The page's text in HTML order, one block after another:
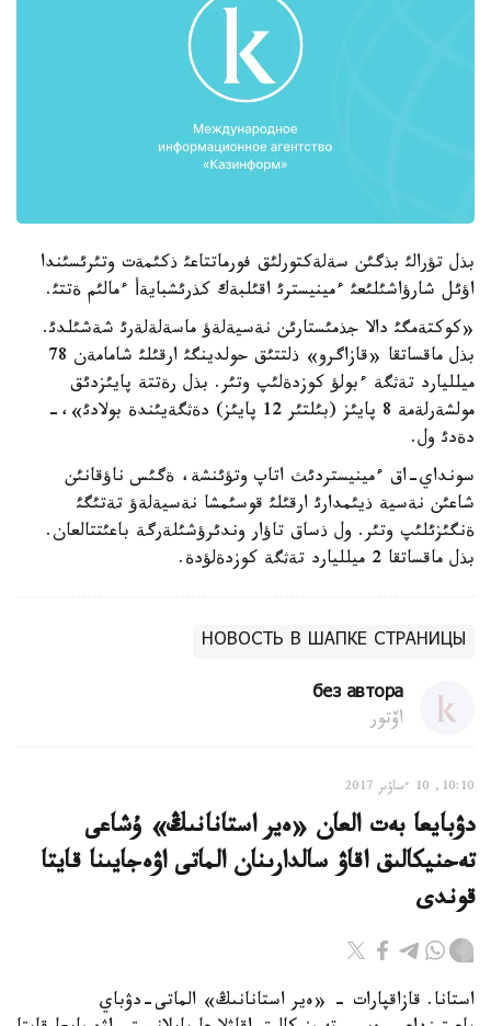
بذل تؤرالئ بذگئن سةلةكتورلئق فورماتتاعئ ذكئمةت وتئرئسئندا
اؤئل شارؤاشئلئعئ ءمينيسترئ اقئلبةك كذرئشبايةأ ءمالئم ةتتئ.
«كوكتةمگئ دالا جذمئستارئن نةسيةلةؤ ماسةلةلةرئ شةشئلدئ.
بذل ماقساتقا «قازاگرو» ذلتتئق حولدينگئ ارقئلئ شامامةن 78
ميلليارد تةثگة ءبولؤ كوزدةلئپ وتئر. بذل رةتتة پايئزدئق
مولشةرلةمة 8 پايئز (بئلتئر 12 پايئز) دةثگةيئندة بولادئ»،-
دةدئ ول.
سونداي-اق ءمينيستردئث اتاپ وتؤئنشة، ةگئس ناؤقانئن
شاعئن نةسية ذيئمدارئ ارقئلئ قوسئمشا نةسيةلةؤ تةتئگئ
ةنگئزئلئپ وتئر. ول ذساق تاؤار وندئرؤشئلةرگة باعئتتالعان.
بذل ماقساتقا 2 ميلليارد تةثگة كوزدةلؤدة.
НОВОСТЬ В ШАПКЕ СТРАНИЦЫ
без автора
اۆتور
10:10, 10 ءساۋىر 2017
دۋبايعا بەت العان «ەير استانانىڭ» ۇشاعى
تەحنيكالىق اقاۋ سالدارىنان الماتى اۋەجايىنا قايتا
قوندى
استانا. قازاقپارات - «ەير استانانىڭ» الماتى-دۋباي